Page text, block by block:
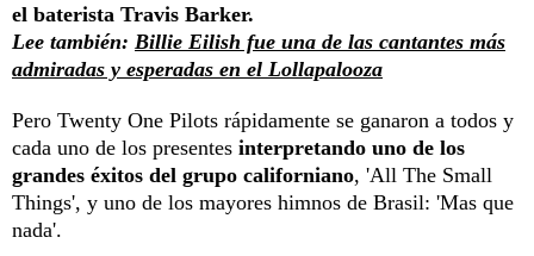
el baterista Travis Barker.
Lee también: Billie Eilish fue una de las cantantes más
admiradas y esperadas en el Lollapalooza
Pero Twenty One Pilots rápidamente se ganaron a todos y
cada uno de los presentes interpretando uno de los
grandes éxitos del grupo californiano, 'All The Small
Things', y uno de los mayores himnos de Brasil: 'Mas que
nada'.